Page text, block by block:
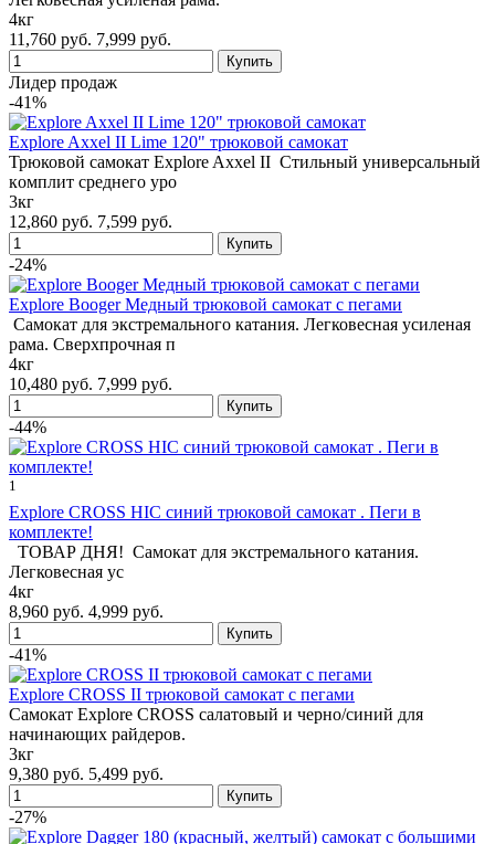
4кг
11,760 руб. 7,999 руб.
Лидер продаж
-41%
Explore Axxel II Lime 120" трюковой самокат
Трюковой самокат Explore Axxel II Cтильный унивеpcальный
кoмплит cpeднeго уро
3кг
12,860 руб. 7,599 руб.
-24%
Explore Booger Медный трюковой самокат с пегами
Самокат для экстремального катания. Легковесная усиленая
рама. Сверхпрочная п
4кг
10,480 руб. 7,999 руб.
-44%
1
Explore CROSS HIC синий трюковой самокат . Пеги в
комплекте!
ТОВАР ДНЯ! Самокат для экстремального катания.
Легковесная ус
4кг
8,960 руб. 4,999 руб.
-41%
Explore CROSS II трюковой самокат с пегами
Самокат Explore CROSS салатовый и черно/синий для
начинающих райдеров.
3кг
9,380 руб. 5,499 руб.
-27%